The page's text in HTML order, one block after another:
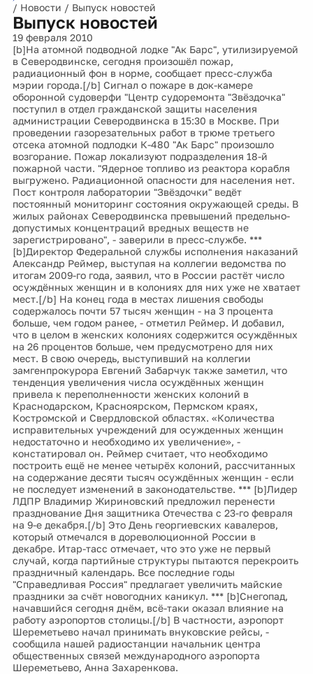
/ Новости / Выпуск новостей
Выпуск новостей
19 февраля 2010
[b]На атомной подводной лодке "Ак Барс", утилизируемой
в Северодвинске, сегодня произошёл пожар,
радиационный фон в норме, сообщает пресс-служба
мэрии города.[/b] Сигнал о пожаре в док-камере
оборонной судоверфи "Центр судоремонта "Звёздочка"
поступил в отдел гражданской защиты населения
администрации Северодвинска в 15:30 в Москве. При
проведении газорезательных работ в трюме третьего
отсека атомной подлодки К-480 "Ак Барс" произошло
возгорание. Пожар локализуют подразделения 18-й
пожарной части. "Ядерное топливо из реактора корабля
выгружено. Радиационной опасности для населения нет.
Пост контроля лаборатории "Звёздочки" ведёт
постоянный мониторинг состояния окружающей среды. В
жилых районах Северодвинска превышений предельно-
допустимых концентраций вредных веществ не
зарегистрировано", - заверили в пресс-службе. ***
[b]Директор Федеральной службы исполнения наказаний
Александр Реймер, выступая на коллегии ведомства по
итогам 2009-го года, заявил, что в России растёт число
осуждённых женщин и в колониях для них уже не хватает
мест.[/b] На конец года в местах лишения свободы
содержалось почти 57 тысяч женщин - на 3 процента
больше, чем годом ранее, - отметил Реймер. И добавил,
что в целом в женских колониях содержится осуждённых
на 26 процентов больше, чем предусмотрено для них
мест. В свою очередь, выступивший на коллегии
замгенпрокурора Евгений Забарчук также заметил, что
тенденция увеличения числа осуждённых женщин
привела к переполненности женских колоний в
Краснодарском, Красноярском, Пермском краях,
Костромской и Свердловской областях. «Количества
исправительных учреждений для осужденных женщин
недостаточно и необходимо их увеличение», -
констатировал он. Реймер считает, что необходимо
построить ещё не менее четырёх колоний, рассчитанных
на содержание десяти тысяч осуждённых женщин - если
не последует изменений в законодательстве. *** [b]Лидер
ЛДПР Владимир Жириновский предложил перенести
празднование Дня защитника Отечества с 23-го февраля
на 9-е декабря.[/b] Это День георгиевских кавалеров,
который отмечался в дореволюционной России в
декабре. Итар-тасс отмечает, что это уже не первый
случай, когда партийные структуры пытаются перекроить
праздничный календарь. Все последние годы
"Справедливая Россия" предлагает увеличить майские
праздники за счёт новогодних каникул. *** [b]Снегопад,
начавшийся сегодня днём, всё-таки оказал влияние на
работу аэропортов столицы.[/b] В частности, аэропорт
Шереметьево начал принимать внуковские рейсы, -
сообщила нашей радиостанции начальник центра
общественных связей международного аэропорта
Шереметьево, Анна Захаренкова.